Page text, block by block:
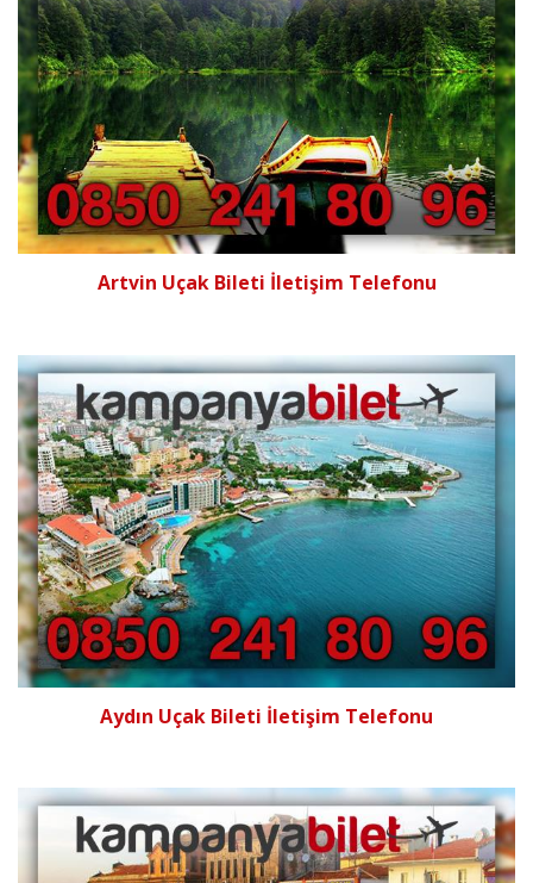
Artvin Uçak Bileti İletişim Telefonu
Aydın Uçak Bileti İletişim Telefonu